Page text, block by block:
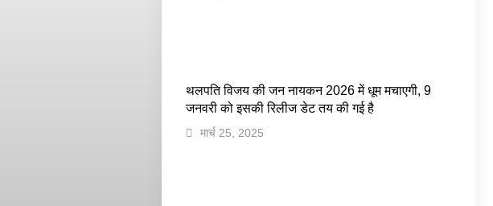
थलपति विजय की जन नायकन 2026 में धूम मचाएगी, 9
जनवरी को इसकी रिलीज डेट तय की गई है
मार्च 25, 2025